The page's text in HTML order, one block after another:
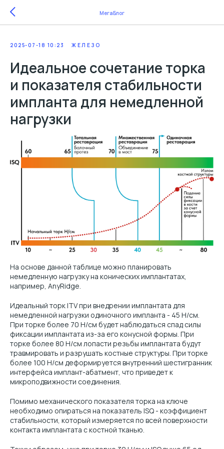
МегаБлог
2025-07-18 10:23 ЖЕЛЕЗО
Идеальное сочетание торка
и показателя стабильности
импланта для немедленной
нагрузки
На основе данной таблице можно планировать
немедленную нагрузку на конических имплантатах,
например, AnyRidge.
Идеальный торк ITV при внедрении имплантата для
немедленной нагрузки одиночного импланта - 45 Н/см.
При торке более 70 Н/см будет наблюдаться спад силы
фиксации имплантата из-за его конусной формы. При
торке более 80 Н/см лопасти резьбы имплантата будут
травмировать и разрушать костные структуры. При торке
более 100 Н/см деформируется внутренний шестигранник
интерфейса имплант-абатмент, что приведет к
микроподвижности соединения.
Помимо механического показателя торка на ключе
необходимо опираться на показатель ISQ - коэффициент
стабильности, который измеряется по всей поверхности
контакта имплантата с костной тканью.